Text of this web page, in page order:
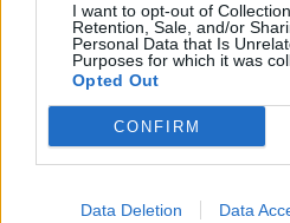
I want to opt-out of
Retention, Sale, and/or
Personal Data that Is
Purposes for which it was
Opted Out
CONFIRM
Data Deletion Data
Δανάη Μπάρκα: Το
look που ξεχώρισε
CELEBRITIES